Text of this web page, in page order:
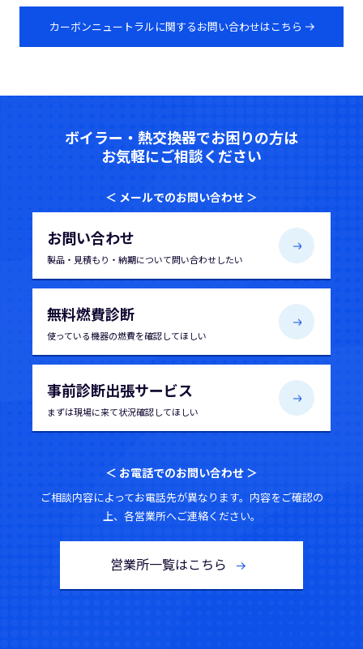
カーボンニュートラルに関するお問い合わせはこちら
ボイラー・熱交換器でお困りの方は
お気軽にご相談ください
＜ メールでのお問い合わせ ＞
お問い合わせ
製品・見積もり・納期について問い合わせしたい
無料燃費診断
使っている機器の燃費を確認してほしい
事前診断出張サービス
まずは現場に来て状況確認してほしい
＜ お電話でのお問い合わせ ＞
ご相談内容によってお電話先が異なります。内容をご確認の
上、各営業所へご連絡ください。
営業所一覧はこちら